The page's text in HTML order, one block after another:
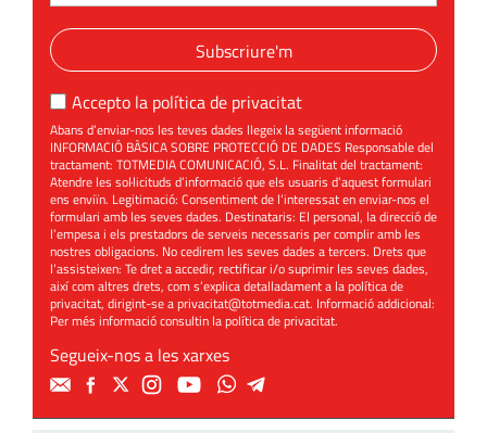
Subscriure'm
Accepto la política de privacitat
Abans d’enviar-nos les teves dades llegeix la següent informació
INFORMACIÓ BÀSICA SOBRE PROTECCIÓ DE DADES Responsable del
tractament: TOTMEDIA COMUNICACIÓ, S.L. Finalitat del tractament:
Atendre les sol·licituds d’informació que els usuaris d’aquest formulari
ens enviïn. Legitimació: Consentiment de l’interessat en enviar-nos el
formulari amb les seves dades. Destinataris: El personal, la direcció de
l’empesa i els prestadors de serveis necessaris per complir amb les
nostres obligacions. No cedirem les seves dades a tercers. Drets que
l’assisteixen: Te dret a accedir, rectificar i/o suprimir les seves dades,
així com altres drets, com s’explica detalladament a la política de
privacitat, dirigint-se aprivacitat@totmedia.cat. Informació addicional:
Per més informació consultin lapolítica de privacitat.
Segueix-nos a les xarxes